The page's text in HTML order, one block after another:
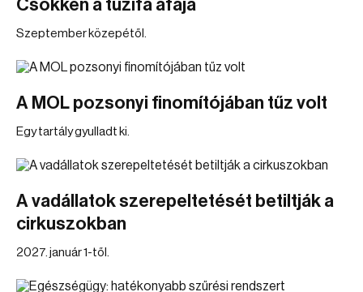
Csökken a tűzifa áfája
Szeptember közepétől.
A MOL pozsonyi finomítójában tűz volt
Egy tartály gyulladt ki.
A vadállatok szerepeltetését betiltják a
cirkuszokban
2027. január 1-től.